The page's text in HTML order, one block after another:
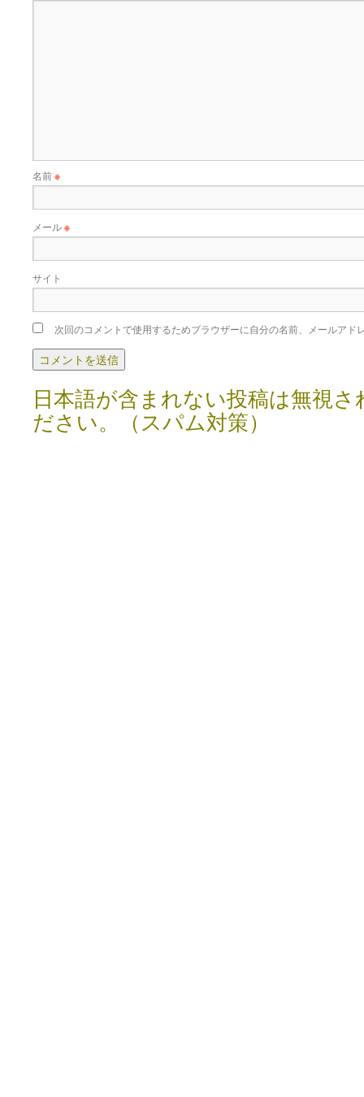
名前※
メール※
サイト
次回のコメントで使用するためブラウザーに自分の名前、メールアド
日本語が含まれない投稿は無視
ださい。（スパム対策）